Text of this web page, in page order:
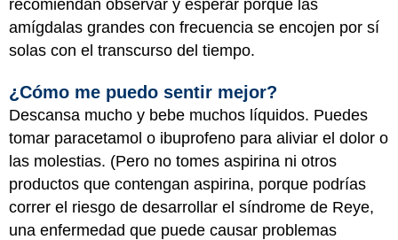
recomiendan observar y esperar porque las
amígdalas grandes con frecuencia se encojen por sí
solas con el transcurso del tiempo.
¿Cómo me puedo sentir mejor?
Descansa mucho y bebe muchos líquidos. Puedes
tomar paracetamol o ibuprofeno para aliviar el dolor o
las molestias. (Pero no tomes aspirina ni otros
productos que contengan aspirina, porque podrías
correr el riesgo de desarrollar el síndrome de Reye,
una enfermedad que puede causar problemas